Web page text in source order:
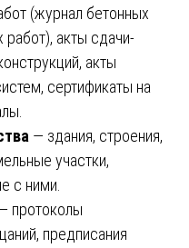
(журнал бетонных
акты сдачи-
акты
сертификаты на
— здания, строения,
участки,
с ними.
протоколы
предписания